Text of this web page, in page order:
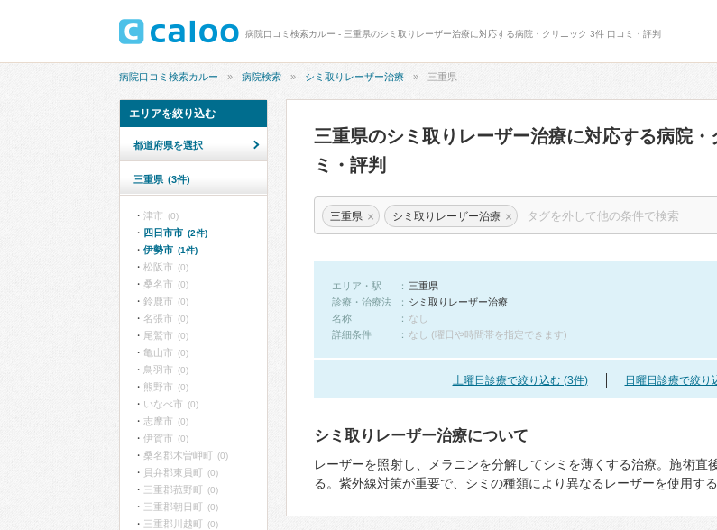
病院口コミ検索カルー - 三重県のシミ取りレーザー治療に対応する病院・クリニック 3件 口コミ・評判
病院口コミ検索カルー 病院検索 シミ取りレーザー治療 三重県
三重県のシミ取りレーザー治療に対応する病院・
ミ・評判
三重県 × シミ取りレーザー治療 ×
エリア・駅
三重県
診療・治療法
シミ取りレーザー治療
名称
なし
詳細条件
なし (曜日や時間帯を指定できます)
土曜日診療で絞り込む (3件) 日曜日診療で絞り
シミ取りレーザー治療について
レーザーを照射し、メラニンを分解してシミを薄くする治療。施術直
る。紫外線対策が重要で、シミの種類により異なるレーザーを使用する
エリアを絞り込む
都道府県を選択
三重県 (3件)
津市 (0)
四日市市 (2件)
伊勢市 (1件)
松阪市 (0)
桑名市 (0)
鈴鹿市 (0)
名張市 (0)
尾鷲市 (0)
亀山市 (0)
鳥羽市 (0)
熊野市 (0)
いなべ市 (0)
志摩市 (0)
伊賀市 (0)
桑名郡木曽岬町 (0)
員弁郡東員町 (0)
三重郡菰野町 (0)
三重郡朝日町 (0)
三重郡川越町 (0)